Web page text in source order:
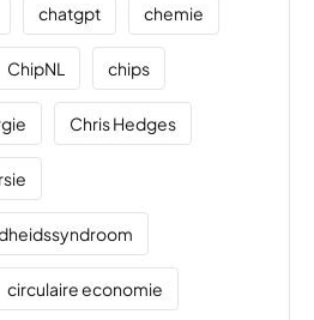
chatgpt chemie
ChipNL chips
Chris Hedges
circulaire economie